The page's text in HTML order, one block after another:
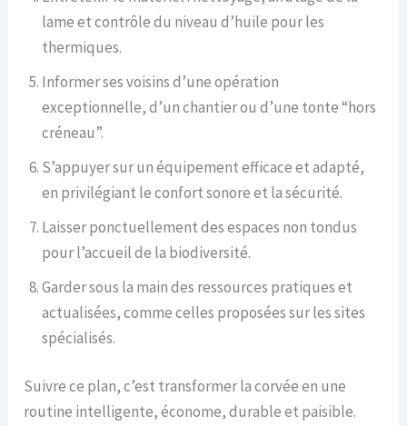
lame et contrôle du niveau d’huile pour les
thermiques.
Informer ses voisins d’une opération
exceptionnelle, d’un chantier ou d’une tonte “hors
créneau”.
S’appuyer sur un équipement efficace et adapté,
en privilégiant le confort sonore et la sécurité.
Laisser ponctuellement des espaces non tondus
pour l’accueil de la biodiversité.
Garder sous la main des ressources pratiques et
actualisées, comme celles proposées sur les sites
spécialisés.
Suivre ce plan, c’est transformer la corvée en une
routine intelligente, économe, durable et paisible.